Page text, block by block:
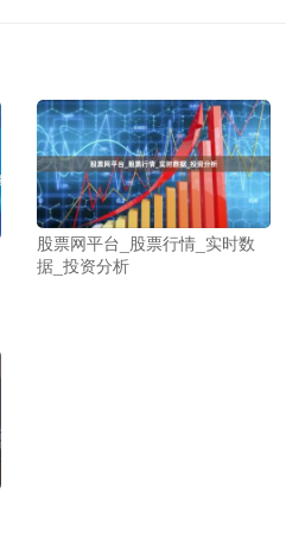
股票网平台_股票行情_实时数
据_投资分析